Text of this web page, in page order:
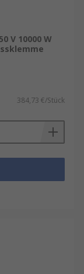
V 10000 W
384,73 €/Stück